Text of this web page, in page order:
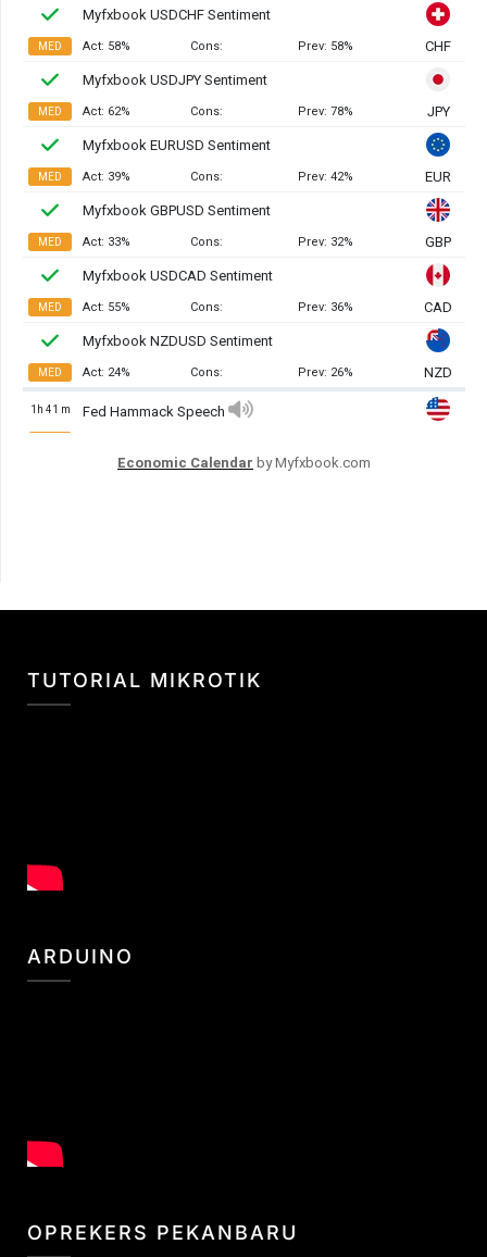
Economic Calendar by Myfxbook.com
TUTORIAL MIKROTIK
ARDUINO
OPREKERS PEKANBARU